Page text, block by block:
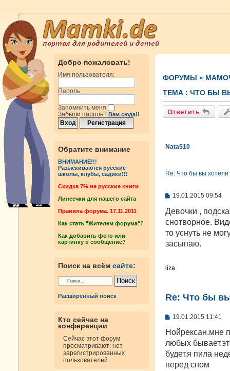
Добро пожаловать!
Имя пользователя:
Пароль:
Запомнить меня
Забыли пароль? Вам сюда!!
Обратите внимание
ВНИМАНИЕ!!!
Разыскиваются русские
школы, клубы, садики!!!
Cкидка 7% на русские книги
Линеечки для нашего сайта
Правила форума. 17.11.2011
Как стать "Жителем форума"?
Как добавить фото или
картинку в сообщение?
Поиск на всём сайте:
Расширенный поиск
Кто сейчас на
конференции
Сейчас этот форум
просматривают: нет
зарегистрированных
пользователей
ФОРУМЫ «
ТЕМА : ЧТО БЫ
Ответить
Nata510
Re: Что бы вы хотели
С
о
б
щ
е
и
19.01.2015 09:54
Девочки ,
снотворное.
то уснуть не
засыпаю.
liza
Re: Что бы
С
о
щ
е
н
и
19.01.2015 11:41
Нойрексан.мне
любых
будет.я пила
перед сном